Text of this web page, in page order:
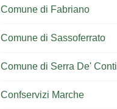
Comune di Fabriano
Comune di Sassoferrato
Comune di Serra De' Conti
Confservizi Marche